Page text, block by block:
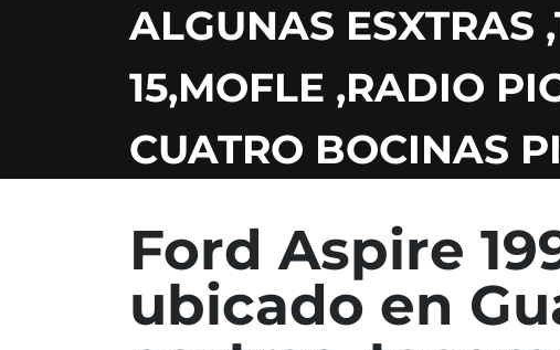
ALGUNAS ESXTRAS
15,MOFLE ,RADIO
CUATRO BOCINAS
Ford Aspire
ubicado en